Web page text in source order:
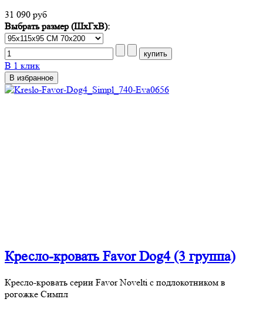
31 090 руб
Выбрать размер (ШхГхВ):
В 1 клик
В избранное
Кресло-кровать Favor Dog4 (3 группа)
Кресло-кровать серии Favor Novelti с подлокотником в
рогожке Симпл